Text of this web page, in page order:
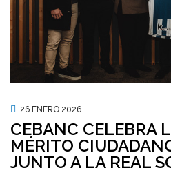
26 ENERO 2026
CEBANC CELEBRA
MÉRITO
JUNTO A LA REAL